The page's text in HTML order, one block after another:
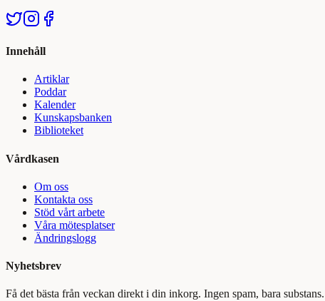
Innehåll
Artiklar
Poddar
Kalender
Kunskapsbanken
Biblioteket
Vårdkasen
Om oss
Kontakta oss
Stöd vårt arbete
Våra mötesplatser
Ändringslogg
Nyhetsbrev
Få det bästa från veckan direkt i din inkorg. Ingen spam, bara substans.